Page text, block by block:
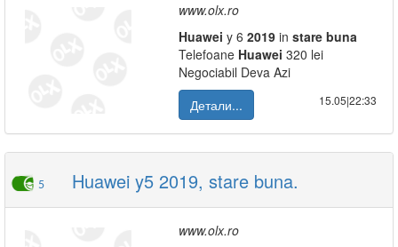
www.olx.ro
Huawei y 6 2019 in stare buna
Telefoane Huawei 320 lei
Negociabil Deva Azi
Детали...
15.05|22:33
5 Huawei y5 2019, stare buna.
www.olx.ro